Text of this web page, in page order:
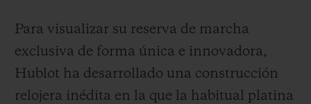
Para visualizar su reserva de marcha
exclusiva de forma única e innovadora,
Hublot ha desarrollado una construcción
relojera inédita en la que la habitual platina